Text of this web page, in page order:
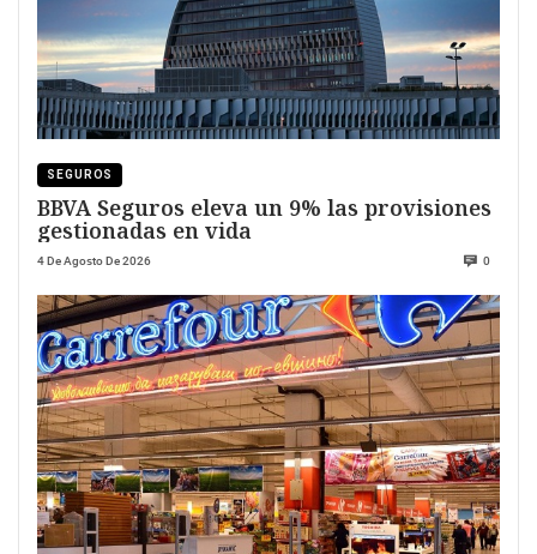
SEGUROS
BBVA Seguros eleva un 9% las provisiones
gestionadas en vida
4 De Agosto De 2026 0